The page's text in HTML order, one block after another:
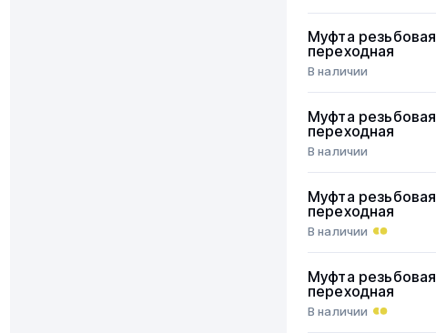
Муфта резьбовая
переходная
В наличии
Муфта резьбовая
переходная
В наличии
Муфта резьбовая
переходная
В наличии
Муфта резьбовая
переходная
В наличии